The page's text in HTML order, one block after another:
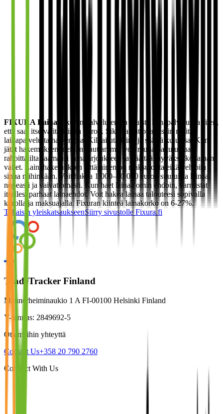
FIXURA Laina Fixuran palvelu eroaa muista lainapalveluista siten,
että saat itse valita lainan koron. Siksi lainat ovat usein muita
lainapalveluita halvempia. Kilpailuta laina ja säästä kuluissa. Kun
jätät hakemuksen meidän kauttamme, voit rauhassa tutustua
rahoittajilta saamaasi lainatarjoukseen ja päättää, hyväksytkö lainan
vai et. Lainahakemuksen jättäminen on maksutonta eikä velvoita
sinua mihinkään. Voit hakea 1 000–10 000 euron suuruista lainaa,
nopeasti ja vaivattomasti. Kun haet lainaa omin ehdoin, varmistat
itsellesi parhaat lainaehdot. Voit hakea lainaa talouteesi sopivalla
korolla ja maksuajalla. Fixuran kiinteä lainakorko on 6-27%.
Takaisin yleiskatsaukseenSiirry sivustolle Fixura.fi
TradeTracker Finland
Mannerheiminaukio 1 A FI-00100 Helsinki Finland
Y-tunnus: 2849692-5
Ota meihin yhteyttä
Contact Us+358 20 790 2760
Connect With Us